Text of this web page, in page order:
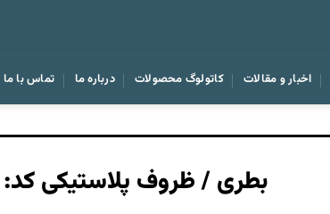
اخبار و مقالات کاتولوگ محصولات درباره ما تماس با ما
بطری / ظروف پلاستیکی کد: 427